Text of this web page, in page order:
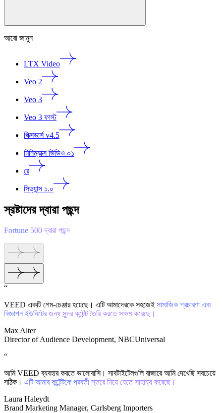
আরো জানুন
LTX Video
Veo 2
Veo 3
Veo 3 ফাস্ট
পিক্সভার্স v4.5
মিনিম্যাক্স ভিডিও ০১
রে
সিড্যান্স ১.০
স্রষ্টাদের দ্বারা পছন্দ
Fortune 500 দ্বারা পছন্দ
“
VEED একটি গেম-চেঞ্জার হয়েছে। এটি আমাদেরকে সহজেই সামাজিক প্রচারণা এবং
বিজ্ঞাপন ইউনিটের জন্য সুন্দর কন্টেন্ট তৈরি করতে সক্ষম করেছে।
Max Alter
Director of Audience Development, NBCUniversal
“
আমি VEED ব্যবহার করতে ভালোবাসি। সাবটাইটেলগুলি বাজারে আমি দেখেছি সবচেয়ে
সঠিক। এটি আমার কন্টেন্টকে পরবর্তী স্তরে নিয়ে যেতে সাহায্য করেছে।
Laura Haleydt
Brand Marketing Manager, Carlsberg Importers